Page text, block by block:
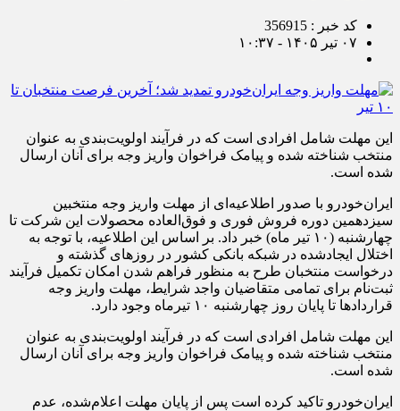
کد خبر : 356915
۰۷ تیر ۱۴۰۵ - ۱۰:۳۷
این مهلت شامل افرادی است که در فرآیند اولویت‌بندی به عنوان
منتخب شناخته شده و پیامک فراخوان واریز وجه برای آنان ارسال
شده است.
ایران‌خودرو با صدور اطلاعیه‌ای از مهلت واریز وجه منتخبین
سیزدهمین دوره فروش فوری و فوق‌العاده محصولات این شرکت تا
چهارشنبه (۱۰ تیر ماه) خبر داد. بر اساس این اطلاعیه، با توجه به
اختلال ایجادشده در شبکه بانکی کشور در روزهای گذشته و
درخواست منتخبان طرح به منظور فراهم شدن امکان تکمیل فرآیند
ثبت‌نام برای تمامی متقاضیان واجد شرایط، مهلت واریز وجه
قراردادها تا پایان روز چهارشنبه ۱۰ تیرماه وجود دارد.
این مهلت شامل افرادی است که در فرآیند اولویت‌بندی به عنوان
منتخب شناخته شده و پیامک فراخوان واریز وجه برای آنان ارسال
شده است.
ایران‌خودرو تاکید کرده است پس از پایان مهلت اعلام‌شده، عدم